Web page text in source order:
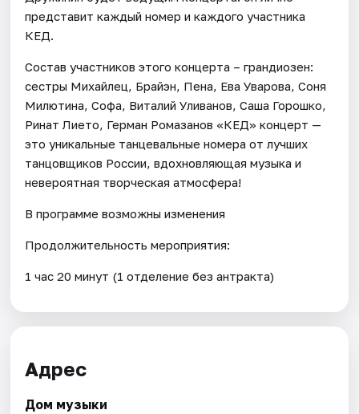
представит каждый номер и каждого участника
КЕД.
Состав участников этого концерта – грандиозен:
сестры Михайлец, Брайэн, Пена, Ева Уварова, Соня
Милютина, Софа, Виталий Уливанов, Саша Горошко,
Ринат Лието, Герман Ромазанов «КЕД» концерт —
это уникальные танцевальные номера от лучших
танцовщиков России, вдохновляющая музыка и
невероятная творческая атмосфера!
В программе возможны изменения
Продолжительность мероприятия:
1 час 20 минут (1 отделение без антракта)
Адрес
Дом музыки